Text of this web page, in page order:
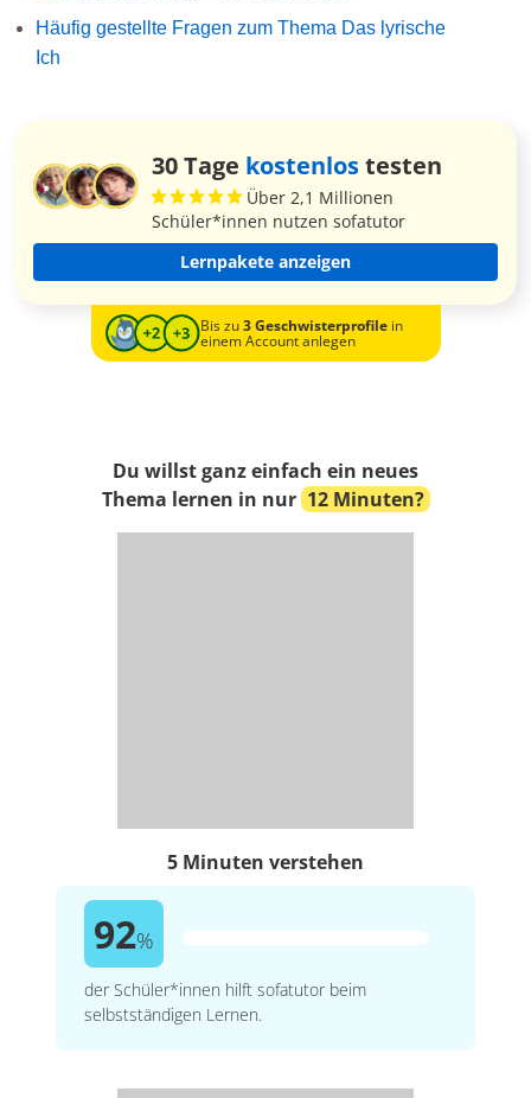
Häufig gestellte Fragen zum Thema Das lyrische
Ich
30 Tage kostenlostesten
Über 2,1 Millionen
Schüler*innen nutzen sofatutor
Lernpakete anzeigen
Bis zu3 Geschwisterprofilein
einem Account anlegen
Du willst ganz einfach ein neues
Thema lernen in nur 12 Minuten?
5 Minuten verstehen
92%
der Schüler*innen hilft sofatutor beim
selbstständigen Lernen.